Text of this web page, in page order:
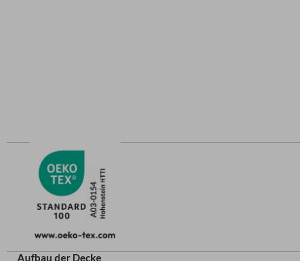
Aufbau der Decke